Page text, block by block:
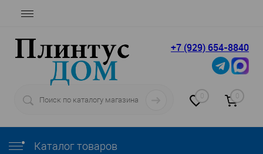
+7 (929) 654-8840
0 0
Каталог товаров